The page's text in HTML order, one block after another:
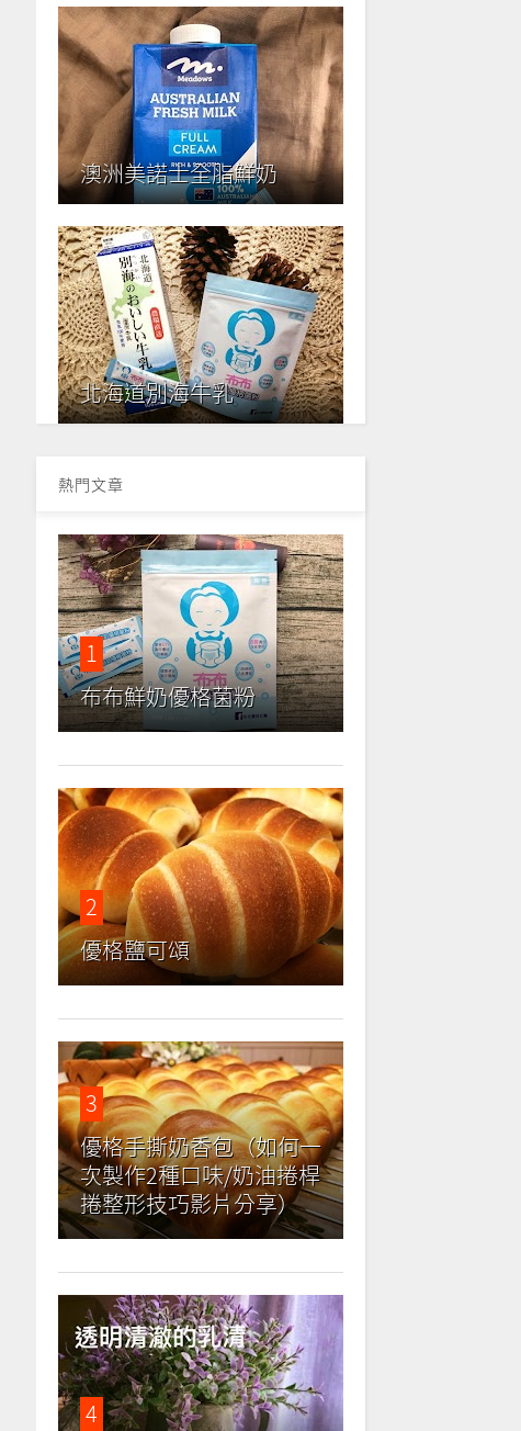
澳洲美諾士全脂鮮奶
北海道別海牛乳
熱門文章
1
布布鮮奶優格菌粉
2
優格鹽可頌
3
優格手撕奶香包（如何一
次製作2種口味/奶油捲桿
捲整形技巧影片分享）
4